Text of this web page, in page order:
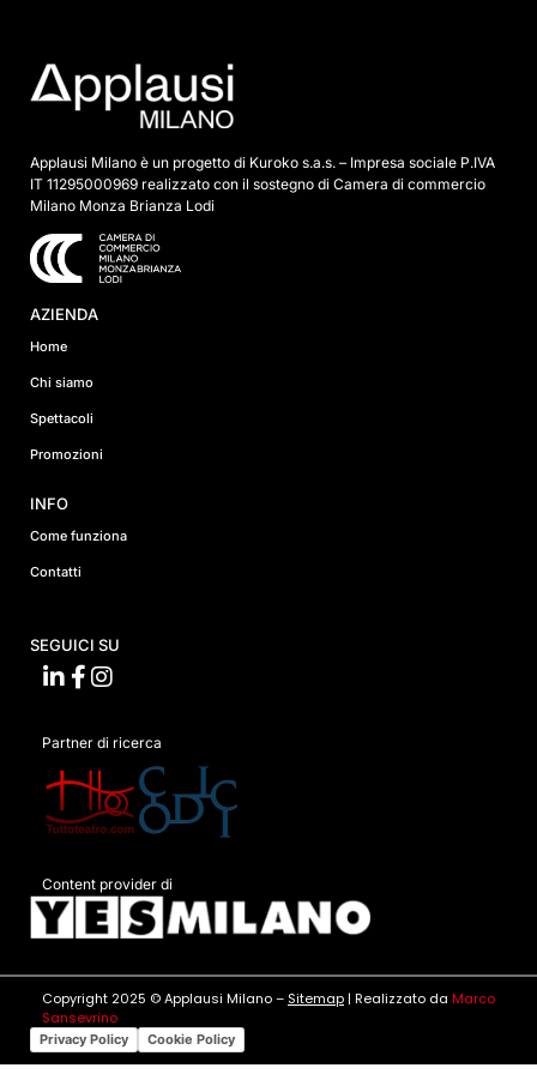
Applausi Milano è un progetto di Kuroko s.a.s. – Impresa sociale P.IVA
IT 11295000969 realizzato con il sostegno di Camera di commercio
Milano Monza Brianza Lodi
AZIENDA
Home
Chi siamo
Spettacoli
Promozioni
INFO
Come funziona
Contatti
SEGUICI SU
Partner di ricerca
Content provider di
Copyright 2025 © Applausi Milano – Sitemap| Realizzato da Marco
Sansevrino
Privacy Policy Cookie Policy